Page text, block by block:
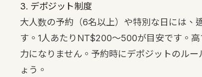
3. デポジット制度
大人数の予約（6名以上）や特別な日には、
す。1人あたりNT$200〜500が目安です。
力になりません。予約時にデポジットのル
ょう。